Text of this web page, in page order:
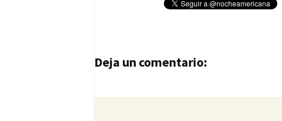
Navegación de entradas
Deja un comentario: